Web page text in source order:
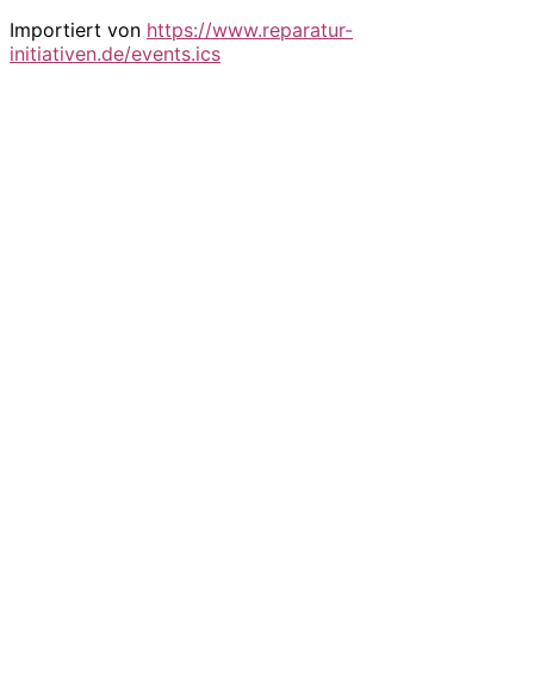
Importiert von https://www.reparatur-
initiativen.de/events.ics